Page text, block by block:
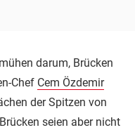
darum, Brücken
Chef Cem Özdemir
der Spitzen von
seien aber nicht